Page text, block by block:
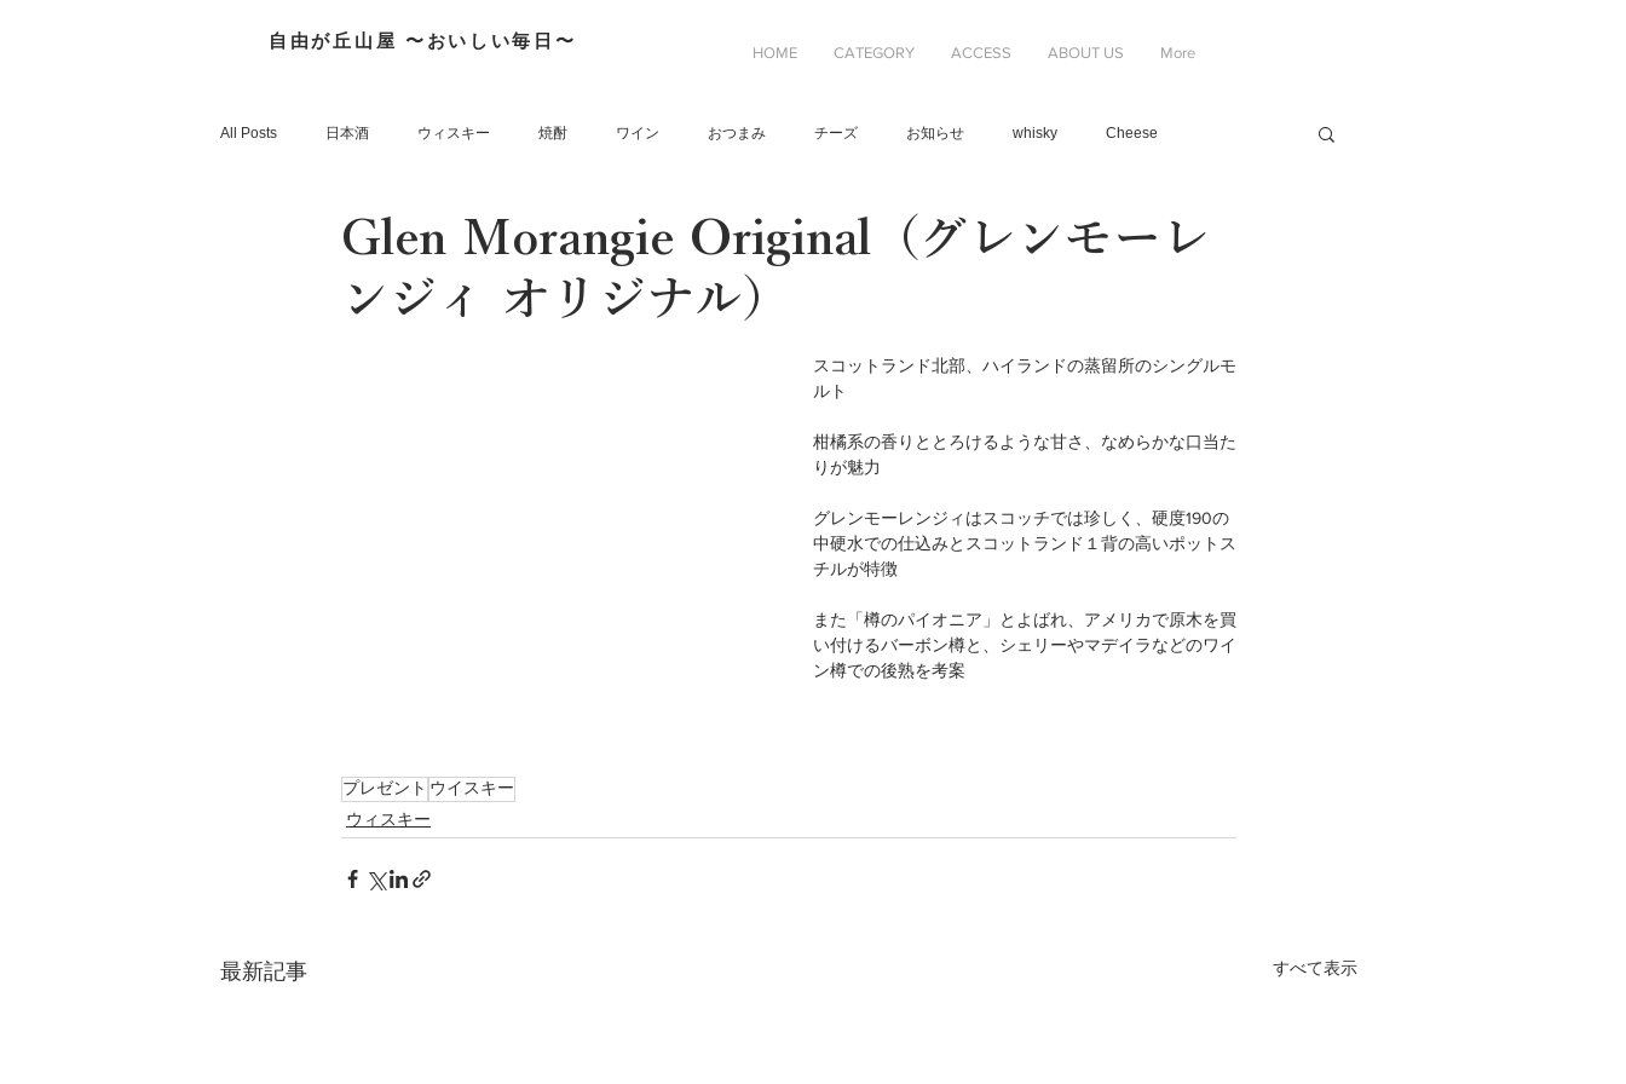
自由が丘山屋 〜おいしい毎日〜
HOME CATEGORY ACCESS ABOUT US More
All Posts 日本酒 ウィスキー 焼酎 ワイン おつまみ チーズ お知らせ whisky Cheese
FrenchWhisky そのほか
Glen Morangie Original（グレンモーレ
ンジィ オリジナル）
スコットランド北部、ハイランドの蒸留所のシングルモ
ルト
柑橘系の香りととろけるような甘さ、なめらかな口当た
りが魅力
グレンモーレンジィはスコッチでは珍しく、硬度190の
中硬水での仕込みとスコットランド１背の高いポットス
チルが特徴
また「樽のパイオニア」とよばれ、アメリカで原木を買
い付けるバーボン樽と、シェリーやマデイラなどのワイ
ン樽での後熟を考案
プレゼント ウイスキー
ウィスキー
最新記事 すべて表示